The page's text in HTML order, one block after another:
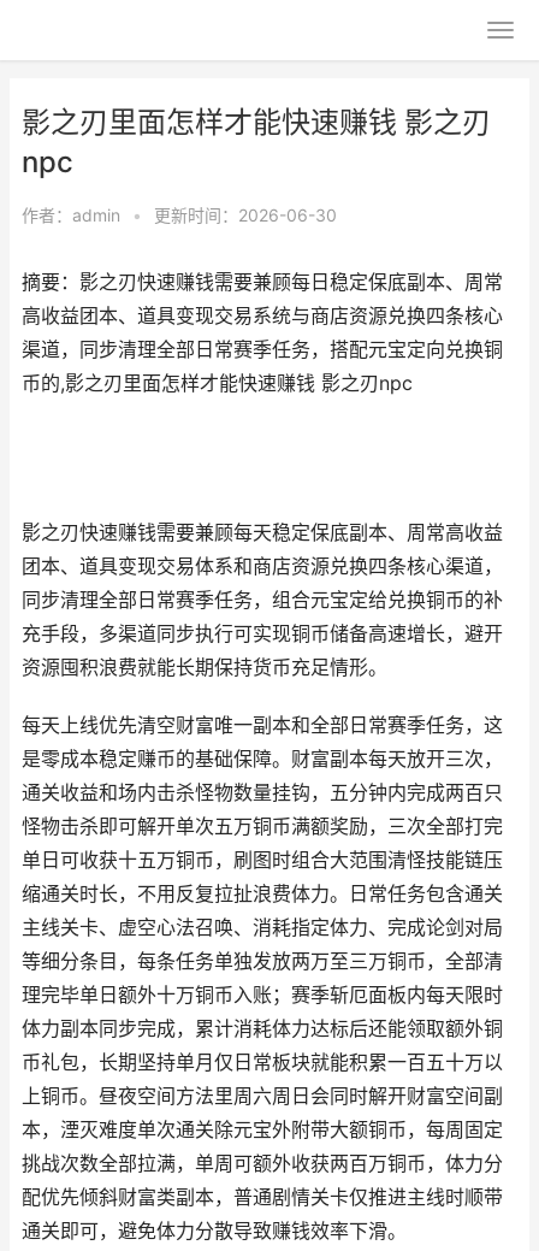
影之刃里面怎样才能快速赚钱 影之刃
npc
作者： admin • 更新时间：2026-06-30
摘要：影之刃快速赚钱需要兼顾每日稳定保底副本、周常
高收益团本、道具变现交易系统与商店资源兑换四条核心
渠道，同步清理全部日常赛季任务，搭配元宝定向兑换铜
币的,影之刃里面怎样才能快速赚钱 影之刃npc
影之刃快速赚钱需要兼顾每天稳定保底副本、周常高收益
团本、道具变现交易体系和商店资源兑换四条核心渠道，
同步清理全部日常赛季任务，组合元宝定给兑换铜币的补
充手段，多渠道同步执行可实现铜币储备高速增长，避开
资源囤积浪费就能长期保持货币充足情形。
每天上线优先清空财富唯一副本和全部日常赛季任务，这
是零成本稳定赚币的基础保障。财富副本每天放开三次，
通关收益和场内击杀怪物数量挂钩，五分钟内完成两百只
怪物击杀即可解开单次五万铜币满额奖励，三次全部打完
单日可收获十五万铜币，刷图时组合大范围清怪技能链压
缩通关时长，不用反复拉扯浪费体力。日常任务包含通关
主线关卡、虚空心法召唤、消耗指定体力、完成论剑对局
等细分条目，每条任务单独发放两万至三万铜币，全部清
理完毕单日额外十万铜币入账；赛季斩厄面板内每天限时
体力副本同步完成，累计消耗体力达标后还能领取额外铜
币礼包，长期坚持单月仅日常板块就能积累一百五十万以
上铜币。昼夜空间方法里周六周日会同时解开财富空间副
本，湮灭难度单次通关除元宝外附带大额铜币，每周固定
挑战次数全部拉满，单周可额外收获两百万铜币，体力分
配优先倾斜财富类副本，普通剧情关卡仅推进主线时顺带
通关即可，避免体力分散导致赚钱效率下滑。